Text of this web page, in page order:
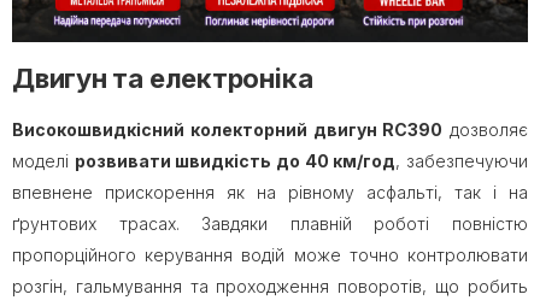
Двигун та електроніка
Високошвидкісний колекторний двигун RC390 дозволяє
моделі розвивати швидкість до 40 км/год, забезпечуючи
впевнене прискорення як на рівному асфальті, так і на
ґрунтових трасах. Завдяки плавній роботі повністю
пропорційного керування водій може точно контролювати
розгін, гальмування та проходження поворотів, що робить